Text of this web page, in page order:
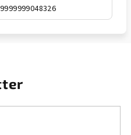
9999999048326